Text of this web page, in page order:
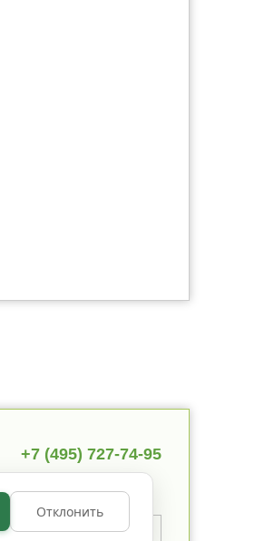
+7 (495) 727-74-95
Отклонить